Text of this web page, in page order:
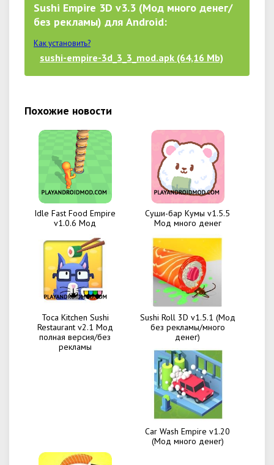
Sushi Empire 3D v3.3 (Мод много денег/
без рекламы) для Android:
Как установить?
sushi-empire-3d_3_3_mod.apk (64,16 Mb)
Похожие новости
Idle Fast Food Empire
v1.0.6 Мод
Суши-бар Кумы v1.5.5
Мод много денег
Toca Kitchen Sushi
Restaurant v2.1 Мод
полная версия/без
рекламы
Sushi Roll 3D v1.5.1 (Мод
без рекламы/много
денег)
Car Wash Empire v1.20
(Мод много денег)